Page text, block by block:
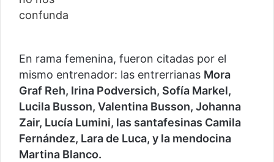
En rama femenina, fueron citadas por el
mismo entrenador: las entrerrianas Mora
Graf Reh, Irina Podversich, Sofía Markel,
Lucila Busson, Valentina Busson, Johanna
Zair, Lucía Lumini, las santafesinas Camila
Fernández, Lara de Luca, y la mendocina
Martina Blanco.